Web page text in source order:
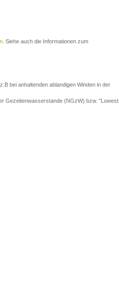
. Siehe auch die Informationen zum
bei anhaltenden ablandigen Winden in der
Gezeitenwasserstande (NGzW) bzw. "Lowest